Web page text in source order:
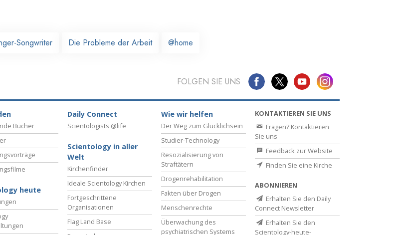
Songwriter Die Probleme der Arbeit @home
FOLGEN SIE UNS
Bücher
heute
Daily Connect
Scientologists @life
Scientology in aller
Welt
Kirchenfinder
Ideale Scientology Kirchen
Fortgeschrittene
Organisationen
Flag Land Base
Wie wir helfen
Der Weg zum Glücklichsein
Studier-Technology
Resozialisierung von
Straftätern
Drogenrehabilitation
Fakten über Drogen
Menschenrechte
Überwachung des
psychiatrischen Systems
KONTAKTIEREN SIE UNS
Fragen? Kontaktieren
Sie uns
Feedback zur Website
Finden Sie eine Kirche
ABONNIEREN
Erhalten Sie den Daily
Connect Newsletter
Erhalten Sie den
Scientology-heute-